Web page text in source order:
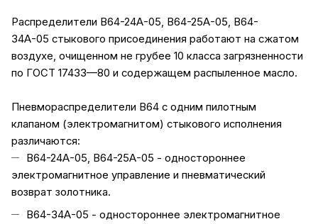
Распределители В64-24А-05, В64-25А-05, В64-
34А-05 стыкового присоединения работают на сжатом
воздухе, очищенном не грубее 10 класса загрязненности
по ГОСТ 17433—80 и содержащем распыленное масло.
Пневмораспределители В64 с одним пилотным
клапаном (электромагнитом) стыкового исполнения
различаются:
В64-24А-05, В64-25А-05 - одностороннее
электромагнитное управление и пневматический
возврат золотника.
В64-34А-05 - одностороннее электромагнитное